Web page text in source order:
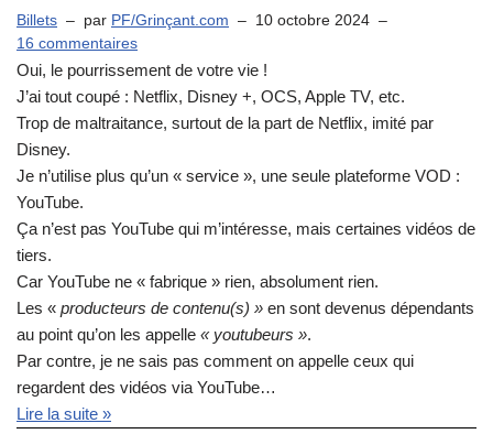
Billets par PF/Grinçant.com
10 octobre 2024
16 commentaires
Oui, le pourrissement de votre vie !
J’ai tout coupé : Netflix, Disney +, OCS, Apple TV, etc.
Trop de maltraitance, surtout de la part de Netflix, imité par
Disney.
Je n’utilise plus qu’un « service », une seule plateforme VOD :
YouTube.
Ça n’est pas YouTube qui m’intéresse, mais certaines vidéos de
tiers.
Car YouTube ne « fabrique » rien, absolument rien.
Les « producteurs de contenu(s) » en sont devenus dépendants
au point qu’on les appelle « youtubeurs ».
Par contre, je ne sais pas comment on appelle ceux qui
regardent des vidéos via YouTube…
Lire la suite »